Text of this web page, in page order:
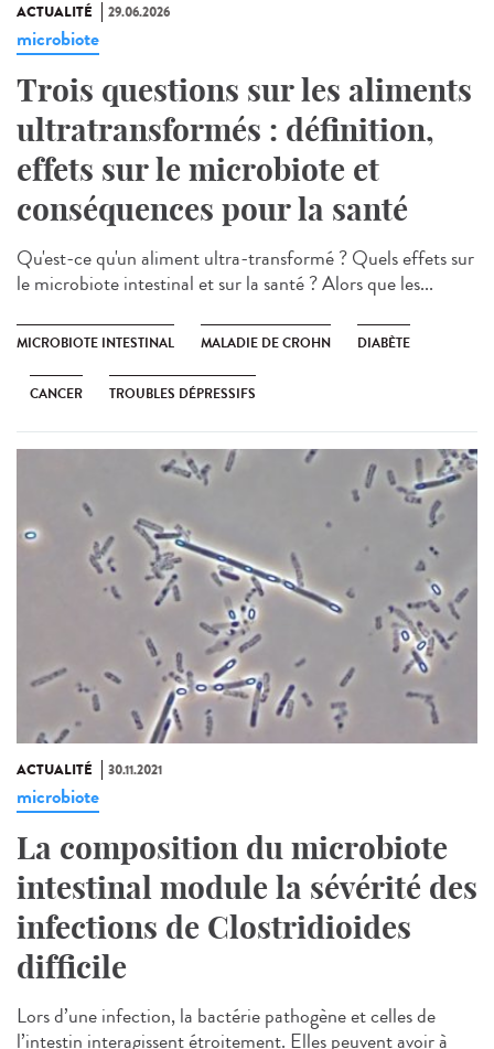
ACTUALITÉ 29.06.2026
microbiote
Trois questions sur les aliments
ultratransformés : définition,
effets sur le microbiote et
conséquences pour la santé
Qu'est-ce qu'un aliment ultra-transformé ? Quels effets sur
le microbiote intestinal et sur la santé ? Alors que les...
MICROBIOTE INTESTINAL MALADIE DE CROHN DIABÈTE
CANCER TROUBLES DÉPRESSIFS
ACTUALITÉ 30.11.2021
microbiote
La composition du microbiote
intestinal module la sévérité des
infections de Clostridioides
difficile
Lors d’une infection, la bactérie pathogène et celles de
l’intestin interagissent étroitement. Elles peuvent avoir à